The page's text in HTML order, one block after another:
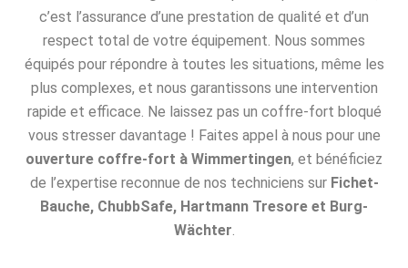
c’est l’assurance d’une prestation de qualité et d’un
respect total de votre équipement. Nous sommes
équipés pour répondre à toutes les situations, même les
plus complexes, et nous garantissons une intervention
rapide et efficace. Ne laissez pas un coffre-fort bloqué
vous stresser davantage ! Faites appel à nous pour une
ouverture coffre-fort à Wimmertingen, et bénéficiez
de l’expertise reconnue de nos techniciens sur Fichet-
Bauche, ChubbSafe, Hartmann Tresore et Burg-
Wächter.